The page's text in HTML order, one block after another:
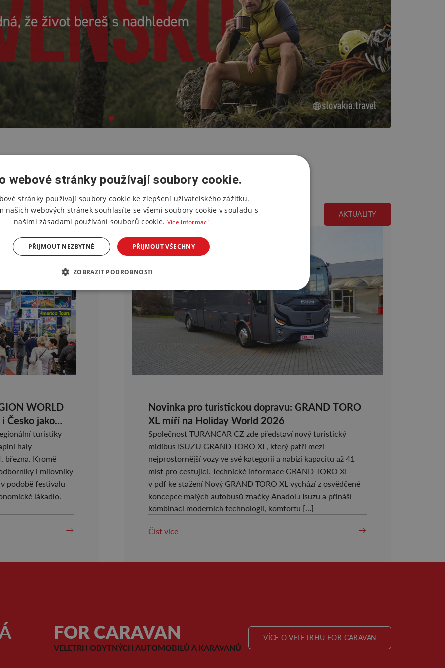
AKTUALITY
WORLD
Česko jako
turistiky
haly
března. Kromě
i milovníky
podobě festivalu
lákadlo.
Novinka pro turistickou dopravu: GRAND TORO
XL míří na Holiday World 2026
Společnost TURANCAR CZ zde představí nový turistický
midibus ISUZU GRAND TORO XL, který patří mezi
nejprostornější vozy ve své kategorii a nabízí kapacitu až 41
míst pro cestující. Technické informace GRAND TORO XL
v pdf ke stažení Nový GRAND TORO XL vychází z osvědčené
koncepce malých autobusů značky Anadolu Isuzu a přináší
kombinaci moderních technologií, komfortu […]
Číst více
FOR CARAVAN
VELETRH OBYTNÝCH AUTOMOBILŮ A KARAVANŮ
VÍCE O VELETRHU FOR CARAVAN
webové stránky používají soubory cookie.
stránky používají soubory cookie ke zlepšení uživatelského zážitku.
našich webových stránek souhlasíte se všemi soubory cookie v souladu s
našimi zásadami používání souborů cookie. Více informací
PŘIJMOUT VŠECHNY
PŘIJMOUT NEZBYTNÉ
ZOBRAZIT PODROBNOSTI